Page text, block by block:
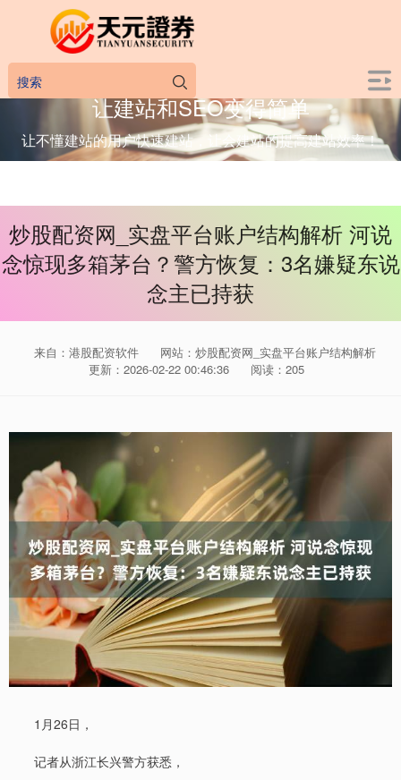
让建站和SEO变得简单
让不懂建站的用户快速建站，让会建站的提高建站效率！
炒股配资网_实盘平台账户结构解析 河说
念惊现多箱茅台？警方恢复：3名嫌疑东说
念主已持获
来自：港股配资软件
网站：炒股配资网_实盘平台账户结构解析
更新：2026-02-22 00:46:36
阅读：205
1月26日，
记者从浙江长兴警方获悉，